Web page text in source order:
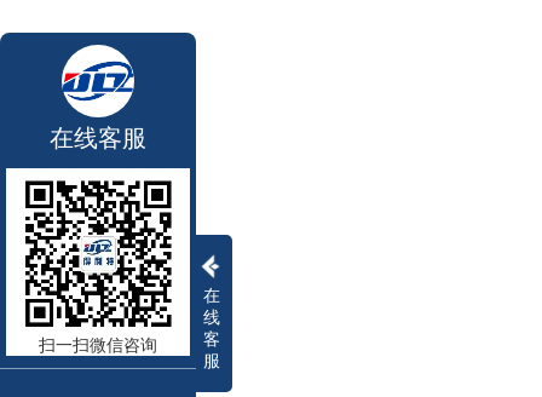
在
线
客
服
在线客服
扫一扫微信咨询